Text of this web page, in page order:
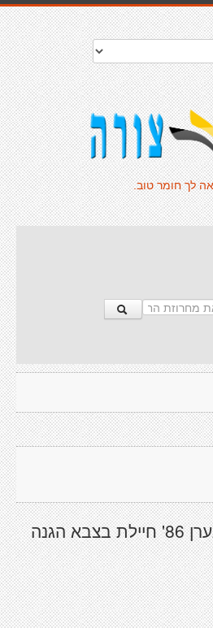
לך חומר טוב.
אור אלאלוף, בציר נערן 86' חיילת בצבא הגנה